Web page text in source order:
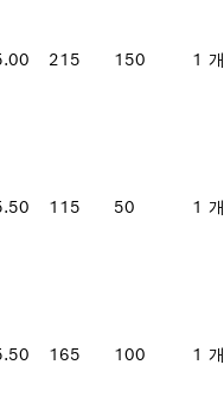
215 150 1 개
115 50 1 개
165 100 1 개